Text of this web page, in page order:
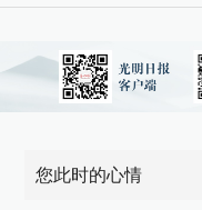
您此时的心情